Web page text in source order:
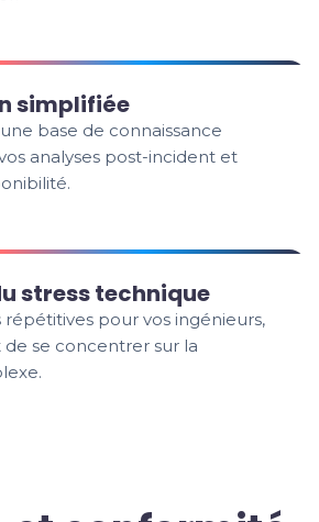
simplifiée
base de connaissance
analyses post-incident et
stress technique
répétitives pour vos ingénieurs,
se concentrer sur la